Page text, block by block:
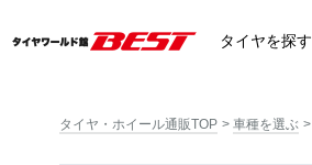
タイヤを探す
タイヤ・ホイール通販TOP 車種を選ぶ